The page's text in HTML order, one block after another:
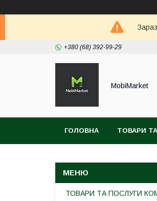
+380 (68) 392-99-29
MobiMarket
ГОЛОВНА ТОВАРИ
ТОВАРИ ТА ПОСЛУГИ